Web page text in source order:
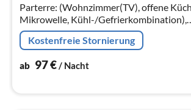
Parterre: (Wohnzimmer(TV), offene
Mikrowelle, Kühl-/Gefrierkombination),
Schlafzimmer(Einzelbett, Etagenbett),
Schlafzimmer(Doppelbett),
Kostenfreie Stornierung
ab 97€/ Nacht